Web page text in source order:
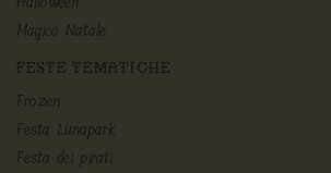
Magico Natale
FESTE TEMATICHE
Frozen
Festa Lunapark
Festa dei pirati